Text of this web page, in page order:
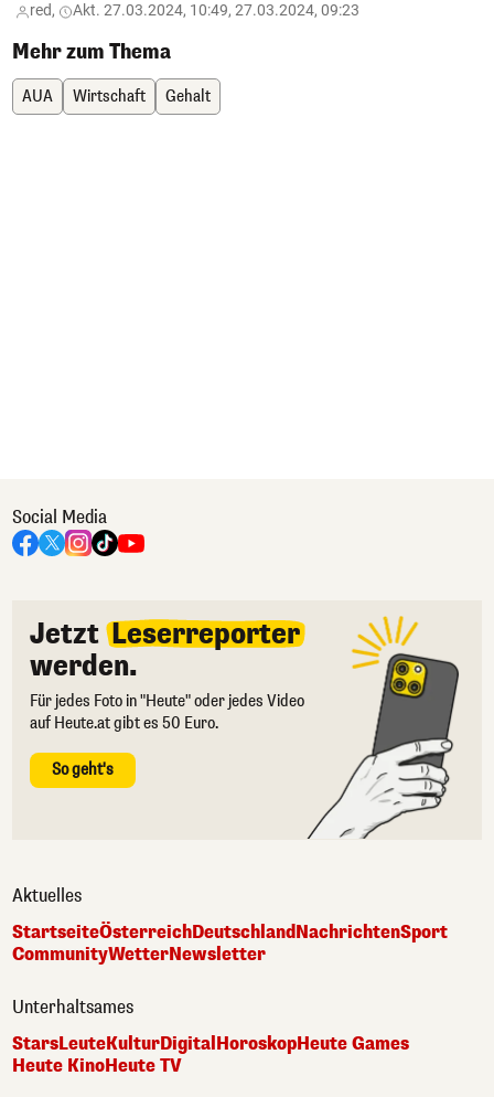
red, Akt. 27.03.2024, 10:49, 27.03.2024, 09:23
Mehr zum Thema
AUA Wirtschaft Gehalt
Social Media
Jetzt Leserreporter
werden.
Für jedes Foto in "Heute" oder jedes Video
auf Heute.at gibt es 50 Euro.
So geht's
Aktuelles
StartseiteÖsterreichDeutschlandNachrichtenSport
CommunityWetterNewsletter
Unterhaltsames
StarsLeuteKulturDigitalHoroskopHeute Games
Heute KinoHeute TV